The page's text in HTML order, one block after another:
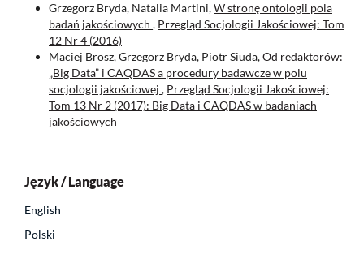
Grzegorz Bryda, Natalia Martini,W stronę ontologii pola
badań jakościowych , Przegląd Socjologii Jakościowej: Tom
12 Nr 4 (2016)
Maciej Brosz, Grzegorz Bryda, Piotr Siuda,Od redaktorów:
„Big Data” i CAQDAS a procedury badawcze w polu
socjologii jakościowej , Przegląd Socjologii Jakościowej:
Tom 13 Nr 2 (2017): Big Data i CAQDAS w badaniach
jakościowych
Język / Language
English
Polski